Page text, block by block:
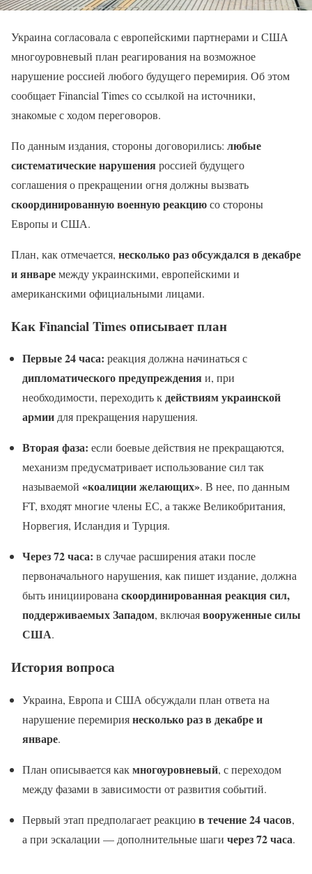
Украина согласовала с европейскими партнерами и США
многоуровневый план реагирования на возможное
нарушение россией любого будущего перемирия. Об этом
сообщает Financial Times со ссылкой на источники,
знакомые с ходом переговоров.
По данным издания, стороны договорились: любые
систематические нарушенияроссией будущего
соглашения о прекращении огня должны вызвать
скоординированную военную реакциюсо стороны
Европы и США.
План, как отмечается, несколько раз обсуждался в декабре
и январемежду украинскими, европейскими и
американскими официальными лицами.
Как Financial Times описывает план
Первые 24 часа: реакция должна начинаться с
дипломатического предупрежденияи, при
необходимости, переходить кдействиям украинской
армиидля прекращения нарушения.
Вторая фаза: если боевые действия не прекращаются,
механизм предусматривает использование сил так
называемой «коалиции желающих». В нее, по данным
FT, входят многие члены ЕС, а также Великобритания,
Норвегия, Исландия и Турция.
Через 72 часа: в случае расширения атаки после
первоначального нарушения, как пишет издание, должна
быть инициированаскоординированная реакция сил,
поддерживаемых Западом, включаявооруженные силы
США.
История вопроса
Украина, Европа и США обсуждали план ответа на
нарушение перемириянесколько раз в декабре и
январе.
План описывается какмногоуровневый, с переходом
между фазами в зависимости от развития событий.
Первый этап предполагает реакциюв течение 24 часов,
а при эскалации — дополнительные шаги через 72 часа.